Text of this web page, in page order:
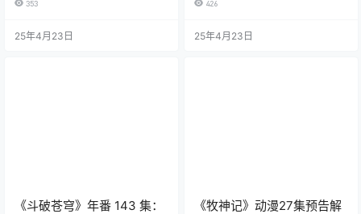
353
25年4月23日
426
25年4月23日
《斗破苍穹》年番 143 集：
《牧神记》动漫27集预告解